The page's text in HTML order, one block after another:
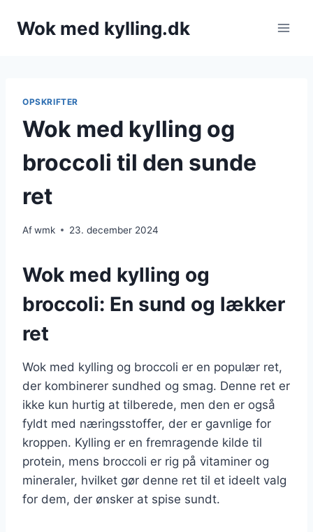
Wok med kylling.dk
OPSKRIFTER
Wok med kylling og
broccoli til den sunde
ret
Afwmk 23. december 2024
Wok med kylling og
broccoli: En sund og lækker
ret
Wok med kylling og broccoli er en populær ret,
der kombinerer sundhed og smag. Denne ret er
ikke kun hurtig at tilberede, men den er også
fyldt med næringsstoffer, der er gavnlige for
kroppen. Kylling er en fremragende kilde til
protein, mens broccoli er rig på vitaminer og
mineraler, hvilket gør denne ret til et ideelt valg
for dem, der ønsker at spise sundt.